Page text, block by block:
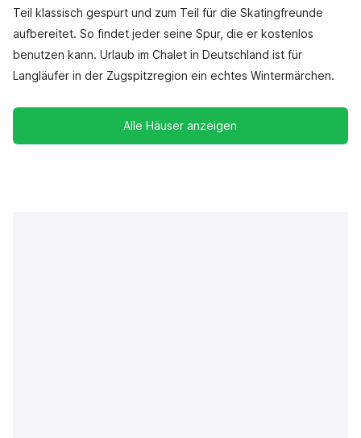
Teil klassisch gespurt und zum Teil für die Skatingfreunde
aufbereitet. So findet jeder seine Spur, die er kostenlos
benutzen kann. Urlaub im Chalet in Deutschland ist für
Langläufer in der Zugspitzregion ein echtes Wintermärchen.
Alle Häuser anzeigen